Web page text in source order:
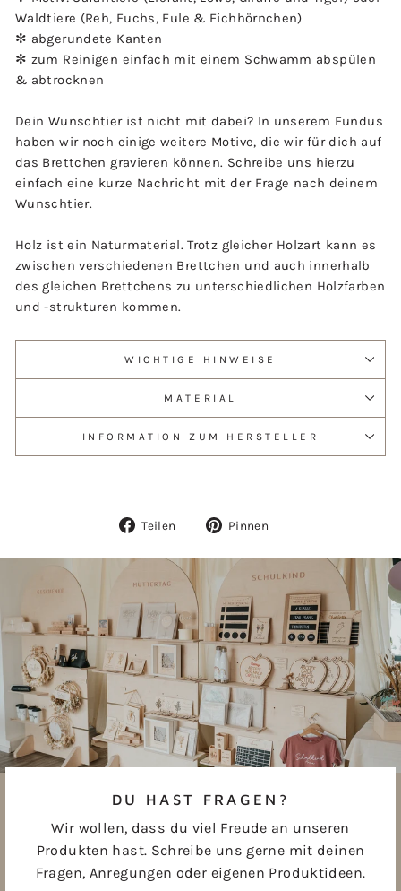
Waldtiere (Reh, Fuchs, Eule & Eichhörnchen)
✼ abgerundete Kanten
✼ zum Reinigen einfach mit einem Schwamm abspülen
& abtrocknen
Dein Wunschtier ist nicht mit dabei? In unserem Fundus
haben wir noch einige weitere Motive, die wir für dich auf
das Brettchen gravieren können. Schreibe uns hierzu
einfach eine kurze Nachricht mit der Frage nach deinem
Wunschtier.
Holz ist ein Naturmaterial. Trotz gleicher Holzart kann es
zwischen verschiedenen Brettchen und auch innerhalb
des gleichen Brettchens zu unterschiedlichen Holzfarben
und -strukturen kommen.
WICHTIGE HINWEISE
MATERIAL
INFORMATION ZUM HERSTELLER
Teilen
Auf
Pinnen
DU HAST FRAGEN?
Wir wollen, dass du viel Freude an unseren
Produkten hast. Schreibe uns gerne mit deinen
Fragen, Anregungen oder eigenen Produktideen.